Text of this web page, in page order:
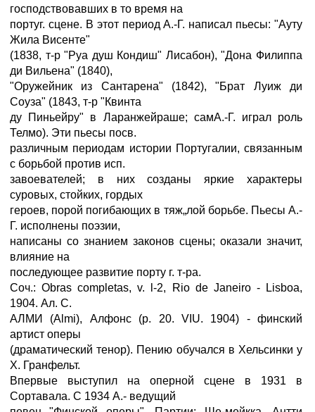
господствовавших в то время на
португ. сцене. В этот период А.-Г. написал пьесы: "Ауту
Жила Висенте"
(1838, т-р "Руа душ Кондиш" Лисабон), "Дона Филиппа
ди Вильена" (1840),
"Оружейник из Сантарена" (1842), "Брат Луиж ди
Соуза" (1843, т-р "Квинта
ду Пиньейру" в Ларанжейраше; самА.-Г. играл роль
Телмо). Эти пьесы посв.
различным периодам истории Португалии, связанным
с борьбой против исп.
завоевателей; в них созданы яркие характеры
суровых, стойких, гордых
героев, порой погибающих в тяж„лой борьбе. Пьесы А.-
Г. исполнены поэзии,
написаны со знанием законов сцены; оказали значит,
влияние на
последующее развитие порту г. т-ра.
Соч.: Obras completas, v. l-2, Rio de Janeiro - Lisboa,
1904. Ал. С.
АЛМИ (Almi), Алфонс (р. 20. VIU. 1904) - финский
артист оперы
(драматический тенор). Пению обучался в Хельсинки у
X. Гранфельт.
Впервые выступил на оперной сцене в 1931 в
Сортавала. С 1934 А.- ведущий